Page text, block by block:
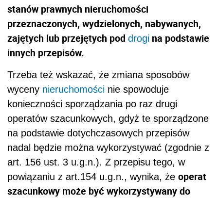
stanów prawnych nieruchomości
przeznaczonych, wydzielonych, nabywanych,
zajętych lub przejętych pod drogi na podstawie
innych przepisów.
Trzeba też wskazać, że zmiana sposobów
wyceny nieruchomości nie spowoduje
konieczności sporządzania po raz drugi
operatów szacunkowych, gdyż te sporządzone
na podstawie dotychczasowych przepisów
nadal będzie można wykorzystywać (zgodnie z
art. 156 ust. 3 u.g.n.). Z przepisu tego, w
powiązaniu z art.154 u.g.n., wynika, że operat
szacunkowy może być wykorzystywany do